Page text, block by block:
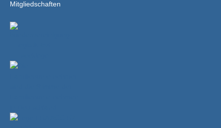
Mitgliedschaften